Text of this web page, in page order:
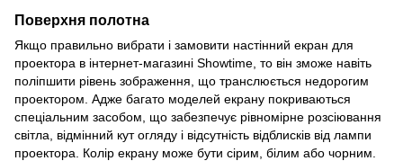
Поверхня полотна
Якщо правильно вибрати і замовити настінний екран для
проектора в інтернет-магазині Showtime, то він зможе навіть
поліпшити рівень зображення, що транслюється недорогим
проектором. Адже багато моделей екрану покриваються
спеціальним засобом, що забезпечує рівномірне розсіювання
світла, відмінний кут огляду і відсутність відблисків від лампи
проектора. Колір екрану може бути сірим, білим або чорним.